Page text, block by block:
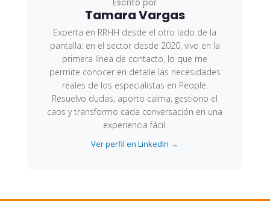
Tamara Vargas
Experta en RRHH desde el otro lado de la
pantalla: en el sector desde 2020, vivo en la
primera línea de contacto, lo que me
permite conocer en detalle las necesidades
reales de los especialistas en People.
Resuelvo dudas, aporto calma, gestiono el
caos y transformo cada conversación en una
experiencia fácil.
Ver perfil en LinkedIn →